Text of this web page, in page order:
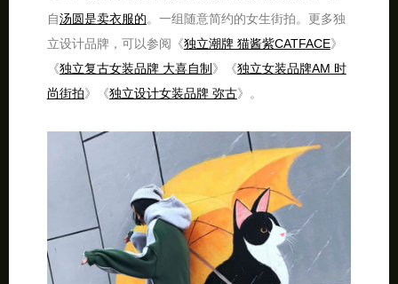
自汤圆是卖衣服的。一组随意简约的女生街拍。更多独
立设计品牌，可以参阅《独立潮牌 猫酱紫CATFACE》
《独立复古女装品牌 大喜自制 》《独立女装品牌AM 时
尚街拍》《独立设计女装品牌 弥古》。